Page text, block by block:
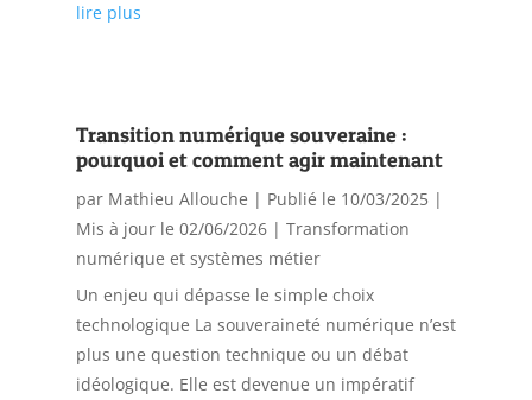
lire plus
Transition numérique souveraine :
pourquoi et comment agir maintenant
par Mathieu Allouche | Publié le 10/03/2025 |
Mis à jour le 02/06/2026| Transformation
numérique et systèmes métier
Un enjeu qui dépasse le simple choix
technologique La souveraineté numérique n’est
plus une question technique ou un débat
idéologique. Elle est devenue un impératif